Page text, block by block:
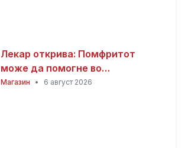
Лекар открива: Помфритот
може да помогне во
топлотните бранови, но
Магазин • 6 август 2026